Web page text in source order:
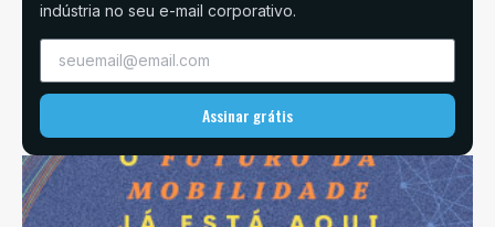
indústria no seu e-mail corporativo.
Assinar grátis